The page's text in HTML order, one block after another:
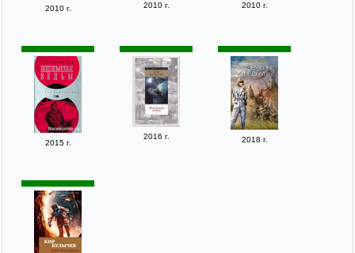
2010 г. 2010 г. 2010 г.
2015 г.
2016 г. 2018 г.